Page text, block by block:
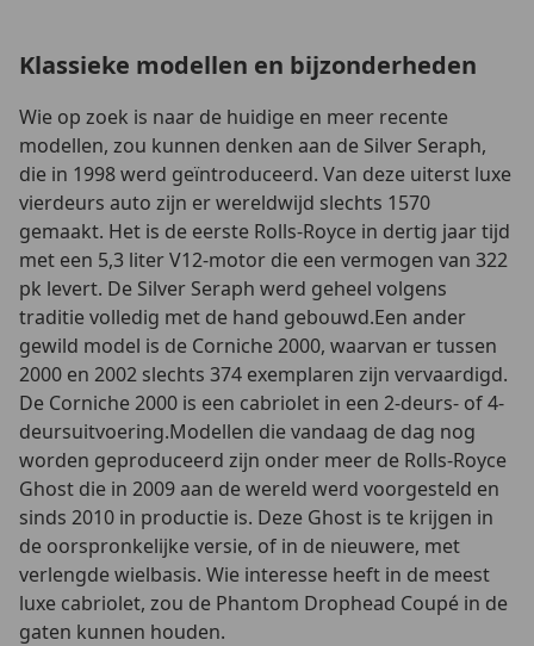
Klassieke modellen en bijzonderheden
Wie op zoek is naar de huidige en meer recente
modellen, zou kunnen denken aan de Silver Seraph,
die in 1998 werd geïntroduceerd. Van deze uiterst luxe
vierdeurs auto zijn er wereldwijd slechts 1570
gemaakt. Het is de eerste Rolls-Royce in dertig jaar tijd
met een 5,3 liter V12-motor die een vermogen van 322
pk levert. De Silver Seraph werd geheel volgens
traditie volledig met de hand gebouwd.Een ander
gewild model is de Corniche 2000, waarvan er tussen
2000 en 2002 slechts 374 exemplaren zijn vervaardigd.
De Corniche 2000 is een cabriolet in een 2-deurs- of 4-
deursuitvoering.Modellen die vandaag de dag nog
worden geproduceerd zijn onder meer de Rolls-Royce
Ghost die in 2009 aan de wereld werd voorgesteld en
sinds 2010 in productie is. Deze Ghost is te krijgen in
de oorspronkelijke versie, of in de nieuwere, met
verlengde wielbasis. Wie interesse heeft in de meest
luxe cabriolet, zou de Phantom Drophead Coupé in de
gaten kunnen houden.